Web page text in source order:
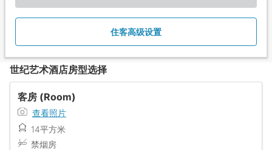
住客高级设置
世纪艺术酒店房型选择
客房 (Room)
查看照片
14平方米
禁烟房